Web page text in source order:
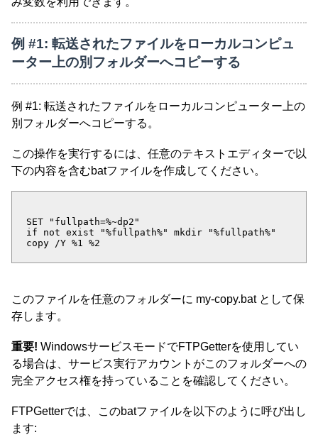
例 #1: 転送されたファイルをローカルコンピュ
ーター上の別フォルダーへコピーする
例 #1: 転送されたファイルをローカルコンピューター上の
別フォルダーへコピーする。
この操作を実行するには、任意のテキストエディターで以
下の内容を含むbatファイルを作成してください。
SET "fullpath=%~dp2"
if not exist "%fullpath%" mkdir "%fullpath%"
copy /Y %1 %2
このファイルを任意のフォルダーに my-copy.bat として保
存します。
重要! WindowsサービスモードでFTPGetterを使用してい
る場合は、サービス実行アカウントがこのフォルダーへの
完全アクセス権を持っていることを確認してください。
FTPGetterでは、このbatファイルを以下のように呼び出し
ます: